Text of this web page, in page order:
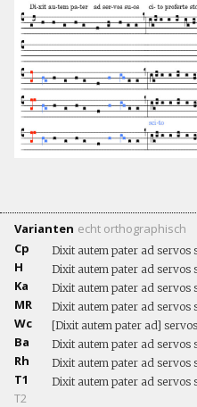
Varianten echt orthographisch
Cp
Dixit autem pater ad servos
H Dixit autem pater ad servos
Ka Dixit autem pater ad servos
MR Dixit autem pater ad servos
Wc [Dixit autem pater ad]
Ba Dixit autem pater ad servos
Rh Dixit autem pater ad servos
T1 Dixit autem pater ad servos
T2